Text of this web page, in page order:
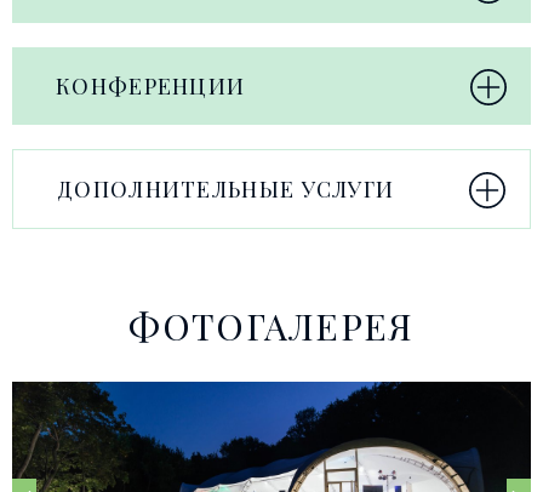
КОНФЕРЕНЦИИ
ДОПОЛНИТЕЛЬНЫЕ УСЛУГИ
ФОТОГАЛЕРЕЯ